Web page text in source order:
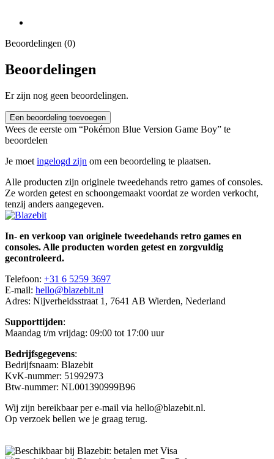
Beoordelingen (0)
Beoordelingen
Er zijn nog geen beoordelingen.
Een beoordeling toevoegen
Wees de eerste om “Pokémon Blue Version Game Boy” te
beoordelen
Je moet ingelogd zijn om een beoordeling te plaatsen.
Alle producten zijn originele tweedehands retro games of consoles.
Ze worden getest en schoongemaakt voordat ze worden verkocht,
tenzij anders aangegeven.
In- en verkoop van originele tweedehands retro games en
consoles. Alle producten worden getest en zorgvuldig
gecontroleerd.
Telefoon: +31 6 5259 3697
E-mail: hello@blazebit.nl
Adres: Nijverheidsstraat 1, 7641 AB Wierden, Nederland
Supporttijden:
Maandag t/m vrijdag: 09:00 tot 17:00 uur
Bedrijfsgegevens:
Bedrijfsnaam: Blazebit
KvK-nummer: 51992973
Btw-nummer: NL001390999B96
Wij zijn bereikbaar per e-mail via hello@blazebit.nl.
Op verzoek bellen we je graag terug.